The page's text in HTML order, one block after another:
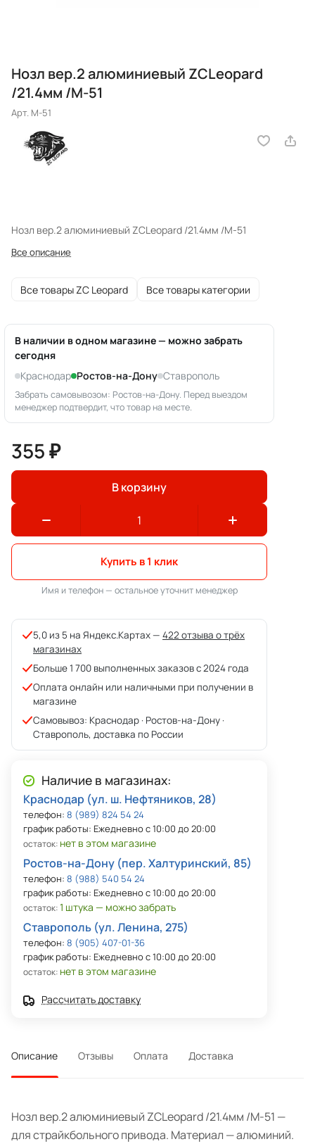
Нозл вер.2 алюминиевый ZCLeopard
/21.4мм /M-51
Арт. M-51
Нозл вер.2 алюминиевый ZCLeopard /21.4мм /M-51
Все описание
Все товары ZC Leopard Все товары категории
В наличии в одном магазине — можно забрать
сегодня
Краснодар Ростов-на-Дону Ставрополь
Забрать самовывозом: Ростов-на-Дону. Перед выездом
менеджер подтвердит, что товар на месте.
355 ₽
В корзину
Купить в 1 клик
Имя и телефон — остальное уточнит менеджер
5,0 из 5 на Яндекс.Картах — 422 отзыва о трёх
магазинах
Больше 1 700 выполненных заказов с 2024 года
Оплата онлайн или наличными при получении в
магазине
Самовывоз: Краснодар · Ростов-на-Дону ·
Ставрополь, доставка по России
Наличие в магазинах:
Краснодар (ул. ш. Нефтяников, 28)
телефон: 8 (989) 824 54 24
график работы: Ежедневно с 10:00 до 20:00
остаток: нет в этом магазине
Ростов-на-Дону (пер. Халтуринский, 85)
телефон: 8 (988) 540 54 24
график работы: Ежедневно с 10:00 до 20:00
остаток:1 штука — можно забрать
Ставрополь (ул. Ленина, 275)
телефон: 8 (905) 407-01-36
график работы: Ежедневно с 10:00 до 20:00
остаток: нет в этом магазине
Рассчитать доставку
Описание Отзывы Оплата Доставка
Нозл вер.2 алюминиевый ZCLeopard /21.4мм /M-51 —
для страйкбольного привода. Материал — алюминий.